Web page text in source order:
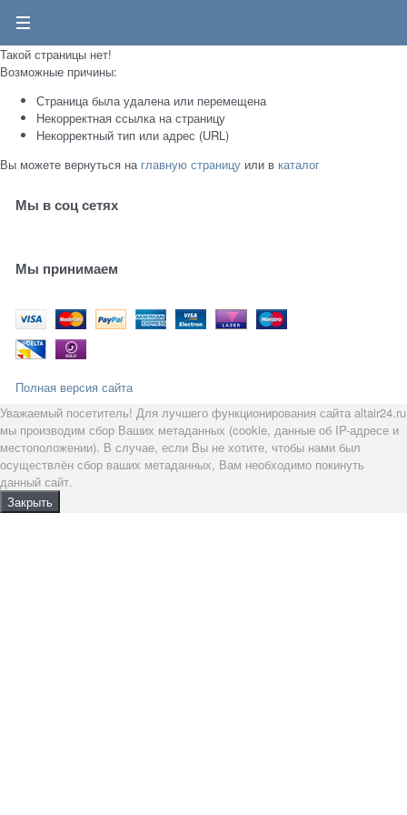
Такой страницы нет!
Возможные причины:
Страница была удалена или перемещена
Некорректная ссылка на страницу
Некорректный тип или адрес (URL)
Вы можете вернуться на главную страницу или в каталог
Мы в соц сетях
Мы принимаем
Полная версия сайта
Уважаемый посетитель! Для лучшего функционирования сайта altair24.ru
мы производим сбор Ваших метаданных (cookie, данные об IP-адресе и
местоположении). В случае, если Вы не хотите, чтобы нами был
осуществлён сбор ваших метаданных, Вам необходимо покинуть
данный сайт.
Закрыть